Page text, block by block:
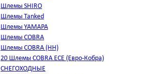
Шлемы SHIRO
Шлемы Tanked
Шлемы YAMAPA
Шлемы COBRA
Шлемы COBRA (HH)
20 Шлемы COBRA ECE (Евро-Кобра)
СНЕГОХОДНЫЕ